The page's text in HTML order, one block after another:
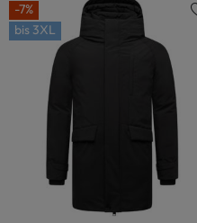
-7%
bis 3XL